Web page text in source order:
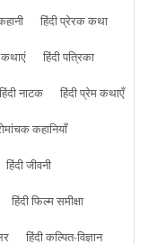
हिंदी प्रेरक कथा
कथाएं
हिंदी पत्रिका
हिंदी नाटक
हिंदी प्रेम कथाएँ
कहानियाँ
हिंदी जीवनी
हिंदी फिल्म समीक्षा
हिंदी कल्पित-विज्ञान